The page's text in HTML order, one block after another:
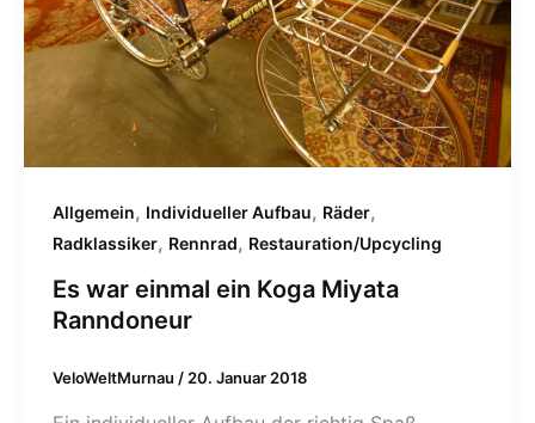
Allgemein, Individueller Aufbau, Räder,
Radklassiker, Rennrad, Restauration/Upcycling
Es war einmal ein Koga Miyata
Ranndoneur
VeloWeltMurnau / 20. Januar 2018